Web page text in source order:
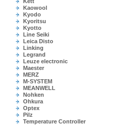
Kaowool
Kyodo
Kyoritsu
Kyotto
Line Seiki
Leica Disto
Linking
Legrand
Leuze electronic
Maester
MERZ
M-SYSTEM
MEANWELL
Nohken
Ohkura
Optex
Pilz
Temperature Controller